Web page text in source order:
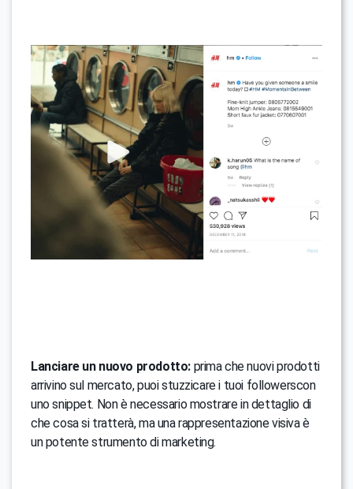
Lanciare un nuovo prodotto:prima che nuovi prodotti
arrivino sul mercato, puoi stuzzicare i tuoi followerscon
uno snippet. Non è necessario mostrare in dettaglio di
che cosa si tratterà, ma una rappresentazione visiva è
un potente strumento di marketing.